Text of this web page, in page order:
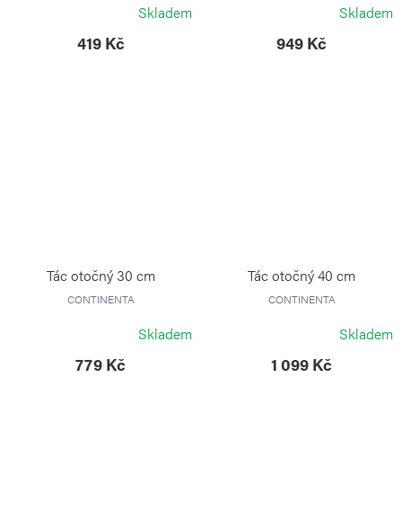
Skladem
419 Kč
Skladem
949 Kč
Tác otočný 30 cm
CONTINENTA
Skladem
779 Kč
Tác otočný 40 cm
CONTINENTA
Skladem
1 099 Kč